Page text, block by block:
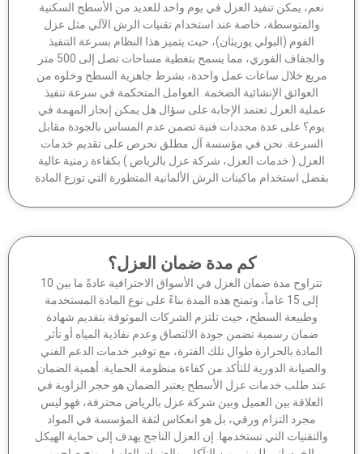
يمكن تنفيذ العزل في يوم واحد للعديد من الأسطح السكنية
والمتوسطة، خاصة عند استخدام تقنيات الرش الآلي مثل عزل
الفوم (البولي يوريثان)، حيث يتميز هذا النظام بسرعة التنفيذ
والجفاف الفوري، مما يسمح بتغطية مساحات تصل إلى 500 متر
خلال ساعات عمل واحدة، بشرط جاهزية السطح وخلوه من
العوائق الإنشائية الضخمة. العوامل المتحكمة في سرعة تنفيذ
العزل تعتمد الإجابة على سؤال هل يمكن إنجاز المهمة في
على عدة محددات فنية تضمن عدم المساس بالجودة مقابل
نحن في مؤسسة آل مطلق نحرص على تقديم خدمات
( خدمات العزل، شركة عزل بالرياض ) بكفاءة زمنية عالية
استخدام ماكينات الرش الألمانية المتطورة التي توزع المادة
كم مدة ضمان العزل؟
تتراوح مدة ضمان العزل في الأسواق الاحترافية عادةً ما بين 10
إلى 15 عاماً، وتمنح هذه المدة بناءً على نوع المادة المستخدمة
وطبيعة السطح، حيث تلتزم الشركات الموثوقة بتقديم شهادة
ضمان رسمية تضمن جودة الالتصاق وعدم نفاذية المياه أو تأثر
المادة بالحرارة طوال تلك الفترة، مع توفير خدمات الدعم الفني
الدورية للتأكد من كفاءة منظومة الحماية. أهمية الضمان
طلب خدمات عزل الأسطح يعتبر الضمان هو حجر الزاوية في
بين العميل وبين شركة عزل بالرياض محترفة، فهو ليس
مجرد التزام ورقي، بل هو انعكاس لثقة المؤسسة في المواد
التي تستخدمها. إن العزل الناجح يهدف إلى حماية الهيكل